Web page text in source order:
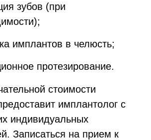
зубов (при
имплантов в челюсть;
протезирование.
стоимости
имплантолог с
индивидуальных
Записаться на прием к